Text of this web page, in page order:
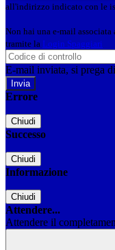
all'indirizzo indicato con le
Non hai una e-mail
tramite la Login Spaggiari
E-mail inviata, si prega
Errore
Chiudi
Successo
Chiudi
Informazione
Chiudi
Attendere...
Attendere il